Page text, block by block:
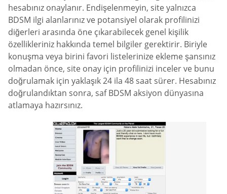
hesabınız onaylanır. Endişelenmeyin, site yalnızca
BDSM ilgi alanlarınız ve potansiyel olarak profilinizi
diğerleri arasında öne çıkarabilecek genel kişilik
özellikleriniz hakkında temel bilgiler gerektirir. Biriyle
konuşma veya birini favori listelerinize ekleme şansınız
olmadan önce, site onay için profilinizi inceler ve bunu
doğrulamak için yaklaşık 24 ila 48 saat sürer. Hesabınız
doğrulandıktan sonra, saf BDSM aksiyon dünyasına
atlamaya hazırsınız.